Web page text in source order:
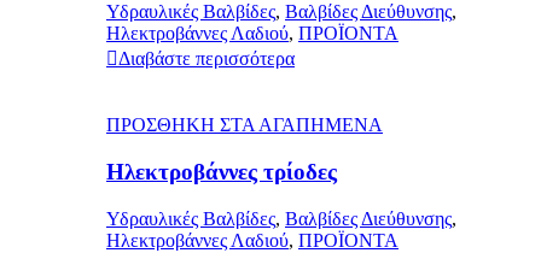
Υδραυλικές Βαλβίδες, Βαλβίδες Διεύθυνσης,
Ηλεκτροβάννες Λαδιού, ΠΡΟΪΟΝΤΑ
Διαβάστε περισσότερα
ΠΡΟΣΘΗΚΗ ΣΤΑ ΑΓΑΠΗΜΕΝΑ
Ηλεκτροβάννες τρίοδες
Υδραυλικές Βαλβίδες, Βαλβίδες Διεύθυνσης,
Ηλεκτροβάννες Λαδιού, ΠΡΟΪΟΝΤΑ